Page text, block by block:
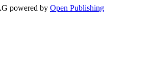
powered by Open Publishing